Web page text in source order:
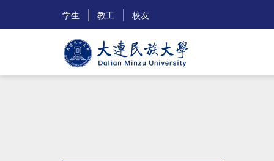
学生 教工 校友